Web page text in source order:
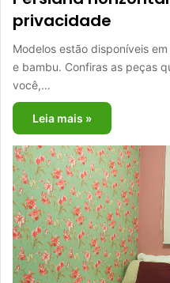
privacidade
Modelos estão disponíveis
e bambu. Confiras as peças
você,…
Leia mais »